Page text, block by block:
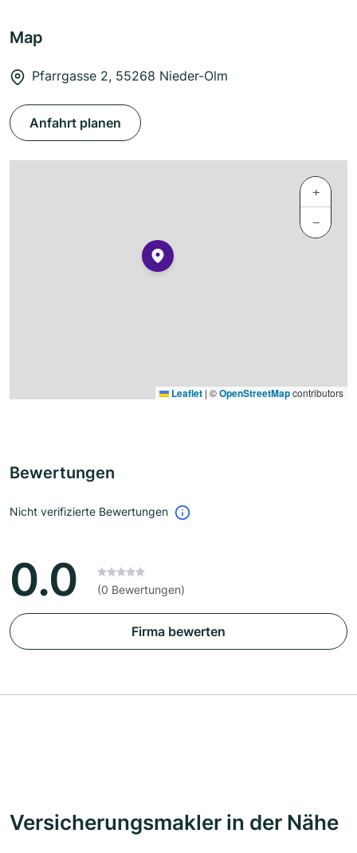
Map
Pfarrgasse 2, 55268 Nieder-Olm
Anfahrt planen
+
−
Leaflet | ©OpenStreetMapcontributors
Bewertungen
Nicht verifizierte Bewertungen
0.0 (0 Bewertungen)
Firma bewerten
Versicherungsmakler in der Nähe